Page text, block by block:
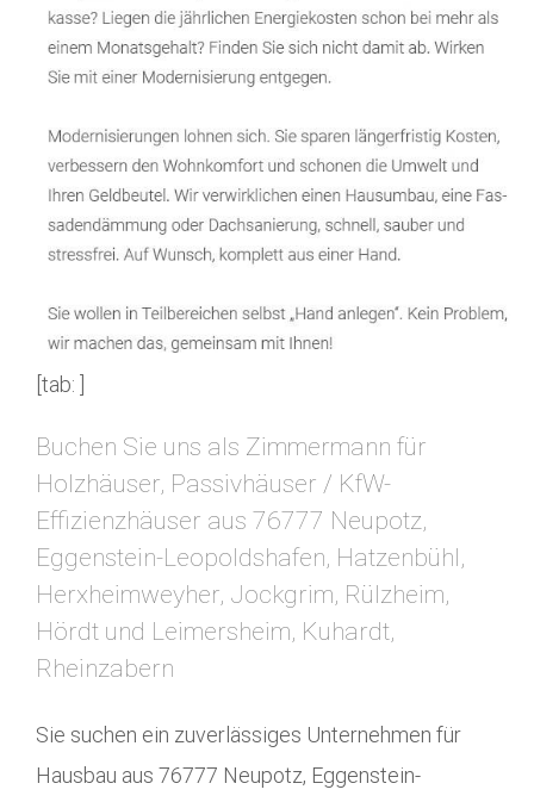
[tab: ]
Buchen Sie uns als Zimmermann für
Holzhäuser, Passivhäuser / KfW-
Effizienzhäuser aus 76777 Neupotz,
Eggenstein-Leopoldshafen, Hatzenbühl,
Herxheimweyher, Jockgrim, Rülzheim,
Hördt und Leimersheim, Kuhardt,
Rheinzabern
Sie suchen ein zuverlässiges Unternehmen für
Hausbau aus 76777 Neupotz, Eggenstein-